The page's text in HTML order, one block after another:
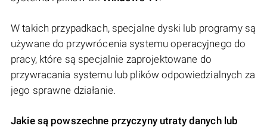
W takich przypadkach, specjalne dyski lub programy są
używane do przywrócenia systemu operacyjnego do
pracy, które są specjalnie zaprojektowane do
przywracania systemu lub plików odpowiedzialnych za
jego sprawne działanie.
Jakie są powszechne przyczyny utraty danych lub